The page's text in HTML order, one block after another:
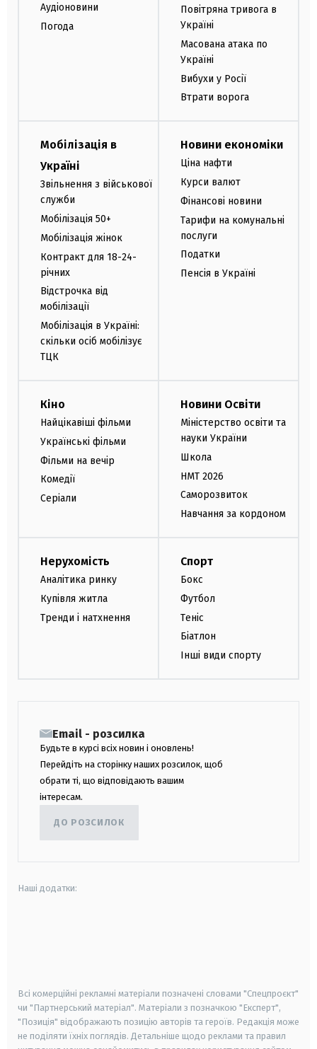
Аудіоновини
Погода
Повітряна тривога в
Україні
Масована атака по
Україні
Вибухи у Росії
Втрати ворога
Мобілізація в
Україні
Звільнення з військової
служби
Мобілізація 50+
Мобілізація жінок
Контракт для 18-24-
річних
Відстрочка від
мобілізації
Мобілізація в Україні:
скільки осіб мобілізує
ТЦК
Новини економіки
Ціна нафти
Курси валют
Фінансові новини
Тарифи на комунальні
послуги
Податки
Пенсія в Україні
Кіно
Найцікавіші фільми
Українські фільми
Фільми на вечір
Комедії
Серіали
Новини Освіти
Міністерство освіти та
науки України
Школа
НМТ 2026
Саморозвиток
Навчання за кордоном
Нерухомість
Аналітика ринку
Купівля житла
Тренди і натхнення
Спорт
Бокс
Футбол
Теніс
Біатлон
Інші види спорту
Email - розсилка
Будьте в курсі всіх новин і оновлень!
Перейдіть на сторінку наших розсилок, щоб
обрати ті, що відповідають вашим
інтересам.
ДО РОЗСИЛОК
Наші додатки:
Всі комерційні рекламні матеріали позначені словами "Спецпроєкт"
чи "Партнерський матеріал". Матеріали з позначкою "Експерт",
"Позиція" відображають позицію авторів та героїв. Редакція може
не поділяти їхніх поглядів. Детальніше щодо реклами та правил